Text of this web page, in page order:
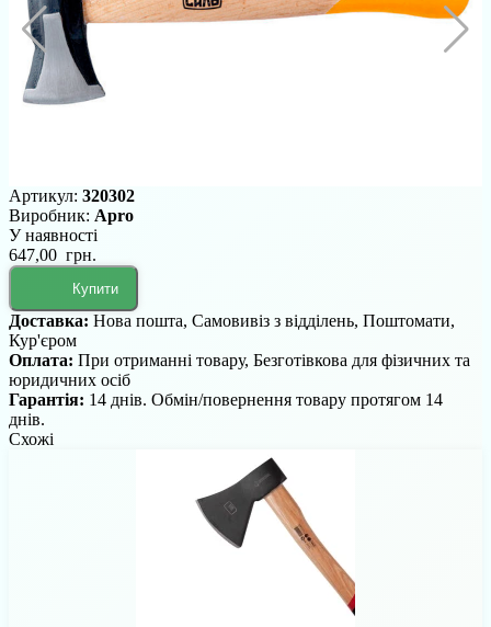
Артикул: 320302
Виробник: Apro
У наявності
647,00 грн.
Купити
Доставка: Нова пошта, Самовивіз з відділень, Поштомати,
Кур'єром
Оплата: При отриманні товару, Безготівкова для фізичних та
юридичних осіб
Гарантія: 14 днів. Обмін/повернення товару протягом 14
днів.
Схожі